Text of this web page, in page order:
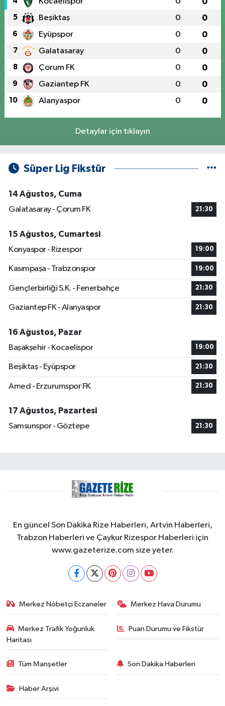
5 Beşiktaş 0 0
6 Eyüpspor 0 0
7 Galatasaray 0 0
8 Çorum FK 0 0
9 Gaziantep FK 0 0
10 Alanyaspor 0 0
Detaylar için tıklayın
Süper Lig Fikstür
14 Ağustos, Cuma
Galatasaray - Çorum FK
21:30
15 Ağustos, Cumartesi
Konyaspor - Rizespor
19:00
Kasımpaşa - Trabzonspor 19:00
Gençlerbirliği S.K. - Fenerbahçe 21:30
Gaziantep FK - Alanyaspor 21:30
16 Ağustos, Pazar
Başakşehir - Kocaelispor
19:00
Beşiktaş - Eyüpspor 21:30
Amed - Erzurumspor FK 21:30
17 Ağustos, Pazartesi
Samsunspor - Göztepe
21:30
En güncel Son Dakika Rize Haberleri, Artvin Haberleri,
Trabzon Haberleri ve Çaykur Rizespor Haberleri için
www.gazeterize.com size yeter.
Merkez Nöbetçi Eczaneler Merkez Hava Durumu
Merkez Trafik Yoğunluk
Haritası
Puan Durumu ve Fikstür
Tüm Manşetler Son Dakika Haberleri
Haber Arşivi